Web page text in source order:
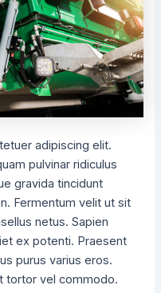
adipiscing elit.
pulvinar ridiculus
gravida tincidunt
Fermentum velit ut sit
netus. Sapien
ex potenti. Praesent
purus varius eros.
tortor vel commodo.